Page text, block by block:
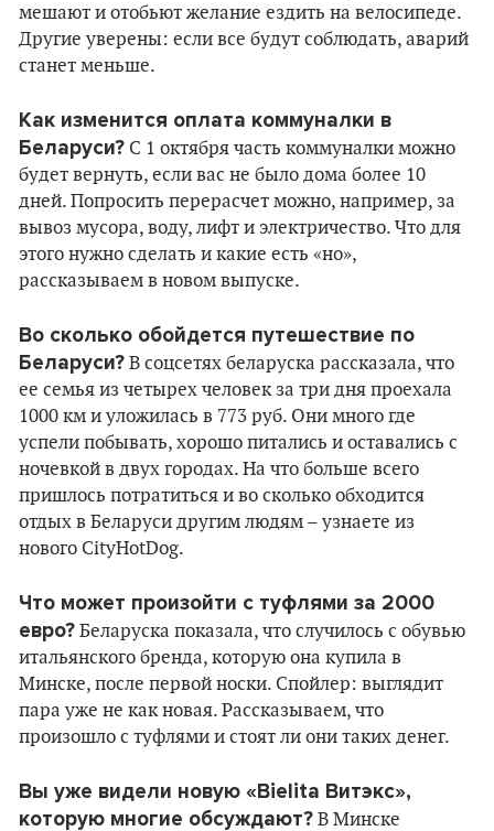
мешают и отобьют желание ездить на велосипеде.
Другие уверены: если все будут соблюдать, аварий
станет меньше.
Как изменится оплата коммуналки в
Беларуси? С 1 октября часть коммуналки можно
будет вернуть, если вас не было дома более 10
дней. Попросить перерасчет можно, например, за
вывоз мусора, воду, лифт и электричество. Что для
этого нужно сделать и какие есть «но»,
рассказываем в новом выпуске.
Во сколько обойдется путешествие по
Беларуси? В соцсетях беларуска рассказала, что
ее семья из четырех человек за три дня проехала
1000 км и уложилась в 773 руб. Они много где
успели побывать, хорошо питались и оставались с
ночевкой в двух городах. На что больше всего
пришлось потратиться и во сколько обходится
отдых в Беларуси другим людям – узнаете из
нового CityHotDog.
Что может произойти с туфлями за 2000
евро? Беларуска показала, что случилось с обувью
итальянского бренда, которую она купила в
Минске, после первой носки. Спойлер: выглядит
пара уже не как новая. Рассказываем, что
произошло с туфлями и стоят ли они таких денег.
Вы уже видели новую «BieIita Витэкс»,
которую многие обсуждают? В Минске